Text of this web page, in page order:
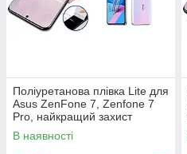
Поліуретанова плівка Lite для
Asus ZenFone 7, Zenfone 7
Pro, найкращий захист
В наявності